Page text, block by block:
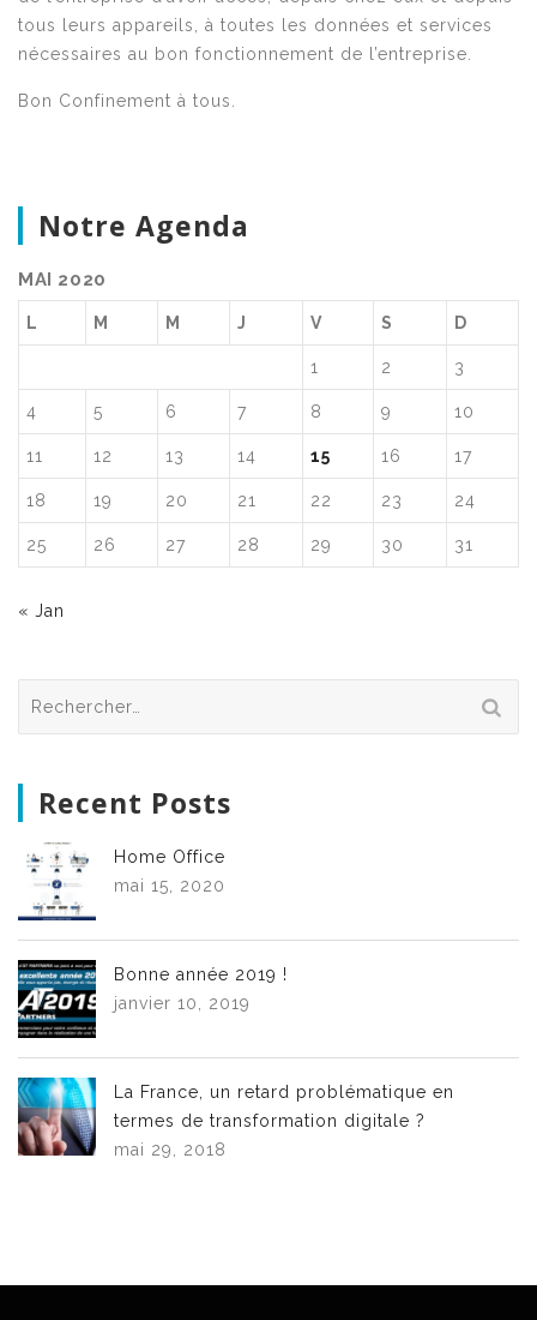
tous leurs appareils, à toutes les données et services
nécessaires au bon fonctionnement de l’entreprise.
Bon Confinement à tous.
Notre Agenda
MAI 2020
L M M J V S D
1 2 3
4 5 6 7 8 9 10
11 12 13 14 15 16 17
18 19 20 21 22 23 24
25 26 27 28 29 30 31
« Jan
Recent Posts
Home Office
mai 15, 2020
Bonne année 2019 !
janvier 10, 2019
La France, un retard problématique en
termes de transformation digitale ?
mai 29, 2018